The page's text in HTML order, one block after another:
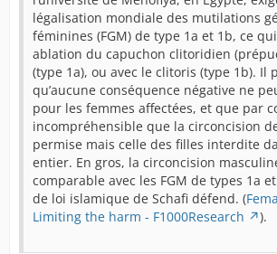
légalisation mondiale des mutilations
féminines (FGM) de type 1a et 1b, ce
ablation du capuchon clitoridien
(type 1a), ou avec le clitoris (type 1b). Il
qu’aucune conséquence négative ne
pour les femmes affectées, et que par
incompréhensible que la circoncision
permise mais celle des filles interdite
entier. En gros, la circoncision
comparable avec les FGM de types 1a
de loi islamique de Schafi défend. (
Limiting the harm - F1000Research
).